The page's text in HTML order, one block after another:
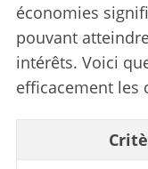
économies
pouvant
intérêts. Voici
efficacement les